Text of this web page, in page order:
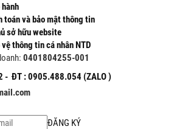
toán và bảo mật thông tin
sở hữu website
thông tin cá nhân NTD
0401804255-001
- ĐT : 0905.488.054 (ZALO )
ĐĂNG KÝ